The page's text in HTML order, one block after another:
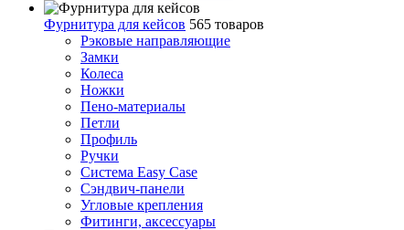
Фурнитура для кейсов 565 товаров
Рэковые направляющие
Замки
Колеса
Ножки
Пено-материалы
Петли
Профиль
Ручки
Система Easy Case
Сэндвич-панели
Угловые крепления
Фитинги, аксессуары